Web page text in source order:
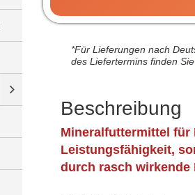
*Für Lieferungen nach
des Liefertermins finden Sie
Beschreibung
Mineralfuttermittel für
Leistungsfähigkeit,
durch rasch wirkende